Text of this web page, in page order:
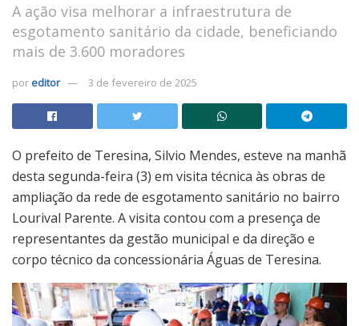
A ação visa melhorar a infraestrutura de
esgotamento sanitário da cidade, beneficiando
mais de 3.600 moradores
por editor 3 de fevereiro de 2025
O prefeito de Teresina, Silvio Mendes, esteve na manhã
desta segunda-feira (3) em visita técnica às obras de
ampliação da rede de esgotamento sanitário no bairro
Lourival Parente. A visita contou com a presença de
representantes da gestão municipal e da direção e
corpo técnico da concessionária Águas de Teresina.